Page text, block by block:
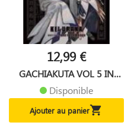
12,99 €
GACHIAKUTA VOL 5 IN
Disponible
Ajouter au panier